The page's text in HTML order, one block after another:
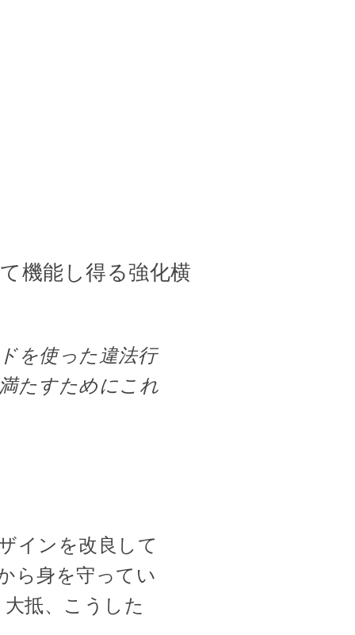
機能し得る強化横
を使った違法行
たすためにこれ
インを改良して
ら身を守ってい
抵、こうした